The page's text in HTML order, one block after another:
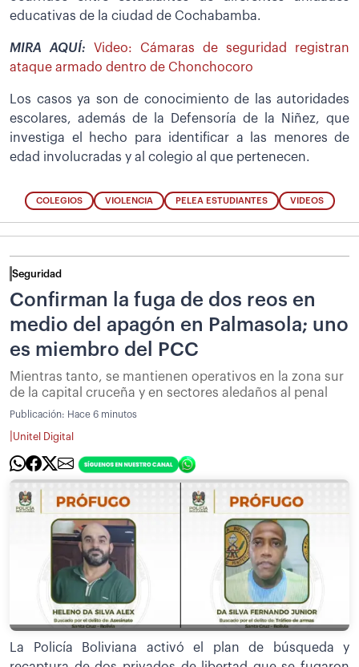
educativas de la ciudad de Cochabamba.
MIRA AQUÍ:
Video: Cámaras de seguridad registran
ataque armado dentro de Chonchocoro
Los casos ya son de conocimiento de las autoridades
escolares, además de la Defensoría de la Niñez, que
investiga el hecho para identificar a las menores de
edad involucradas y al colegio al que pertenecen.
COLEGIOS VIOLENCIA PELEA ESTUDIANTES VIDEOS
Seguridad
Confirman la fuga de dos reos en
medio del apagón en Palmasola; uno
es miembro del PCC
Mientras tanto, se mantienen operativos en la zona sur
de la capital cruceña y en sectores aledaños al penal
Publicación: Hace 6 minutos
Unitel Digital
La Policía Boliviana activó el plan de búsqueda y